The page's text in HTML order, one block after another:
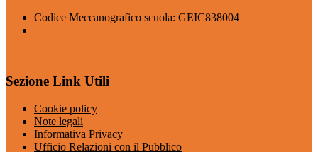
Codice Meccanografico scuola: GEIC838004
Sezione Link Utili
Cookie policy
Note legali
Informativa Privacy
Ufficio Relazioni con il Pubblico